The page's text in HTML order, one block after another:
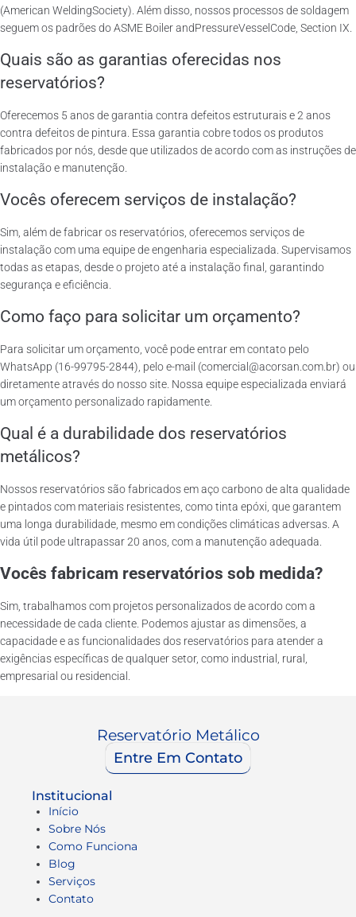
(American WeldingSociety). Além disso, nossos processos de soldagem
seguem os padrões do ASME Boiler andPressureVesselCode, Section IX.
Quais são as garantias oferecidas nos
reservatórios?
Oferecemos 5 anos de garantia contra defeitos estruturais e 2 anos
contra defeitos de pintura. Essa garantia cobre todos os produtos
fabricados por nós, desde que utilizados de acordo com as instruções de
instalação e manutenção.
Vocês oferecem serviços de instalação?
Sim, além de fabricar os reservatórios, oferecemos serviços de
instalação com uma equipe de engenharia especializada. Supervisamos
todas as etapas, desde o projeto até a instalação final, garantindo
segurança e eficiência.
Como faço para solicitar um orçamento?
Para solicitar um orçamento, você pode entrar em contato pelo
WhatsApp (16-99795-2844), pelo e-mail (comercial@acorsan.com.br) ou
diretamente através do nosso site. Nossa equipe especializada enviará
um orçamento personalizado rapidamente.
Qual é a durabilidade dos reservatórios
metálicos?
Nossos reservatórios são fabricados em aço carbono de alta qualidade
e pintados com materiais resistentes, como tinta epóxi, que garantem
uma longa durabilidade, mesmo em condições climáticas adversas. A
vida útil pode ultrapassar 20 anos, com a manutenção adequada.
Vocês fabricam reservatórios sob medida?
Sim, trabalhamos com projetos personalizados de acordo com a
necessidade de cada cliente. Podemos ajustar as dimensões, a
capacidade e as funcionalidades dos reservatórios para atender a
exigências específicas de qualquer setor, como industrial, rural,
empresarial ou residencial.
Reservatório Metálico
Entre Em Contato
Institucional
Início
Sobre Nós
Como Funciona
Blog
Serviços
Contato